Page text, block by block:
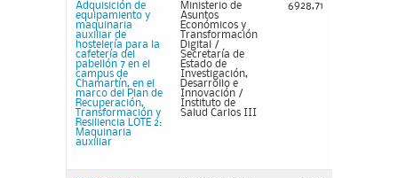
Adquisición de
equipamiento y
maquinaria
auxiliar de
hostelería para la
cafetería del
pabellón 7 en el
campus de
Chamartín, en el
marco del Plan de
Recuperación,
Transformación y
Resiliencia LOTE 2:
Maquinaria
auxiliar
Ministerio de
Asuntos
Económicos y
Transformación
Digital /
Secretaría de
Estado de
Investigación,
Desarrollo e
Innovación /
Instituto de
Salud Carlos III
6928,71